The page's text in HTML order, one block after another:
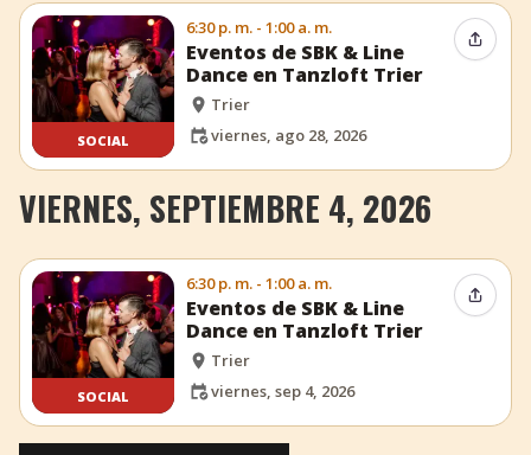
SOCIAL
6:30 p. m. - 1:00 a. m.
Eventos de SBK & Line
Dance en Tanzloft Trier
Trier
viernes, ago 28, 2026
VIERNES, SEPTIEMBRE 4, 2026
SOCIAL
6:30 p. m. - 1:00 a. m.
Eventos de SBK & Line
Dance en Tanzloft Trier
Trier
viernes, sep 4, 2026